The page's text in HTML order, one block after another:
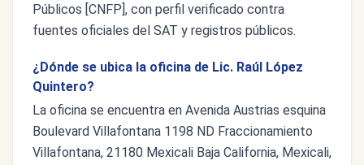
Públicos [CNFP], con perfil verificado contra
fuentes oficiales del SAT y registros públicos.
¿Dónde se ubica la oficina de Lic. Raúl López
Quintero?
La oficina se encuentra en Avenida Austrias esquina
Boulevard Villafontana 1198 ND Fraccionamiento
Villafontana, 21180 Mexicali Baja California, Mexicali,